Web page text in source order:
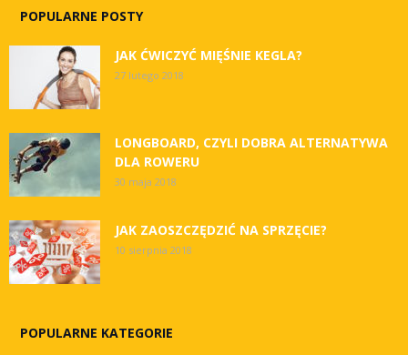
POPULARNE POSTY
JAK ĆWICZYĆ MIĘŚNIE KEGLA?
27 lutego 2018
LONGBOARD, CZYLI DOBRA ALTERNATYWA
DLA ROWERU
30 maja 2018
JAK ZAOSZCZĘDZIĆ NA SPRZĘCIE?
10 sierpnia 2018
POPULARNE KATEGORIE